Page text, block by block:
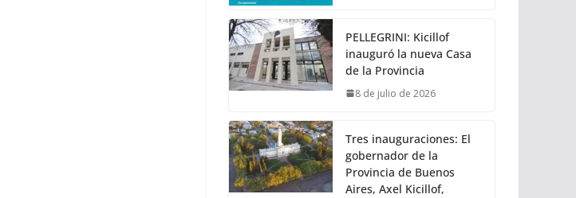
PELLEGRINI: Kicillof
inauguró la nueva Casa
de la Provincia
8 de julio de 2026
Tres inauguraciones: El
gobernador de la
Provincia de Buenos
Aires, Axel Kicillof,